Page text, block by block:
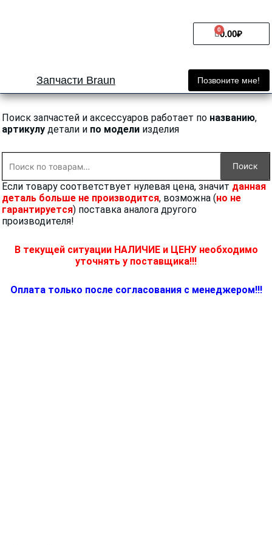
0.00₽
0
Cart
Запчасти Braun Позвоните мне!
Поиск запчастей и аксессуаров работает по названию,
артикулу детали и по модели изделия
Поиск
Если товару соответствует нулевая цена, значит данная
деталь больше не производится, возможна (но не
гарантируется) поставка аналога другого
производителя!
В текущей ситуации НАЛИЧИЕ и ЦЕНУ необходимо
уточнять у поставщика!!!
Оплата только после согласования с менеджером!!!